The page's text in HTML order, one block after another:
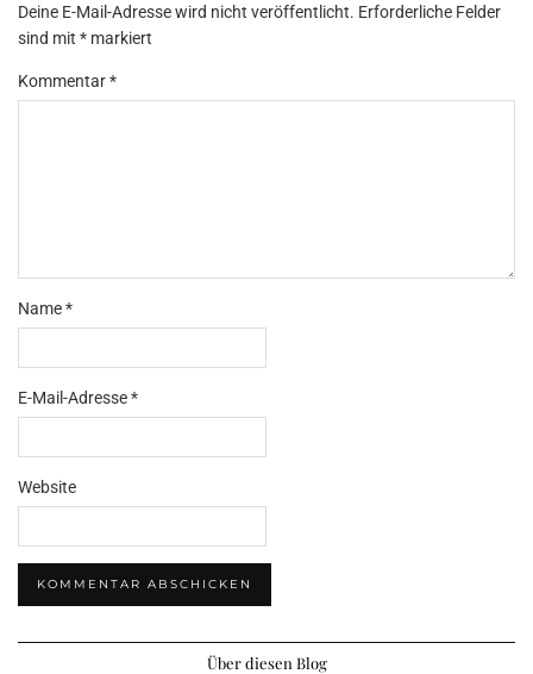
Deine E-Mail-Adresse wird nicht veröffentlicht. Erforderliche Felder
sind mit * markiert
Kommentar*
Name*
E-Mail-Adresse*
Website
Über diesen Blog